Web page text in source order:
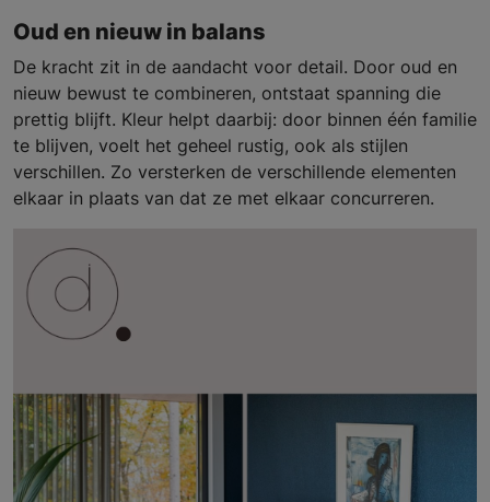
Oud en nieuw in balans
De kracht zit in de aandacht voor detail. Door oud en
nieuw bewust te combineren, ontstaat spanning die
prettig blijft. Kleur helpt daarbij: door binnen één familie
te blijven, voelt het geheel rustig, ook als stijlen
verschillen. Zo versterken de verschillende elementen
elkaar in plaats van dat ze met elkaar concurreren.